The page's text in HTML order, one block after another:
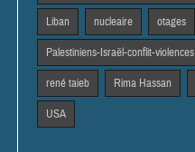
Liban nucleaire otages
Palestiniens-Israël-conflit-violences
rené taieb Rima Hassan
USA